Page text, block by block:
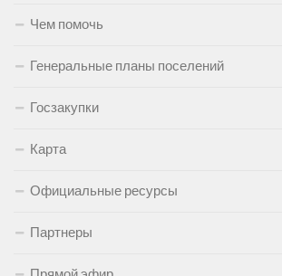
Чем помочь
Генеральные планы поселений
Госзакупки
Карта
Официальные ресурсы
Партнеры